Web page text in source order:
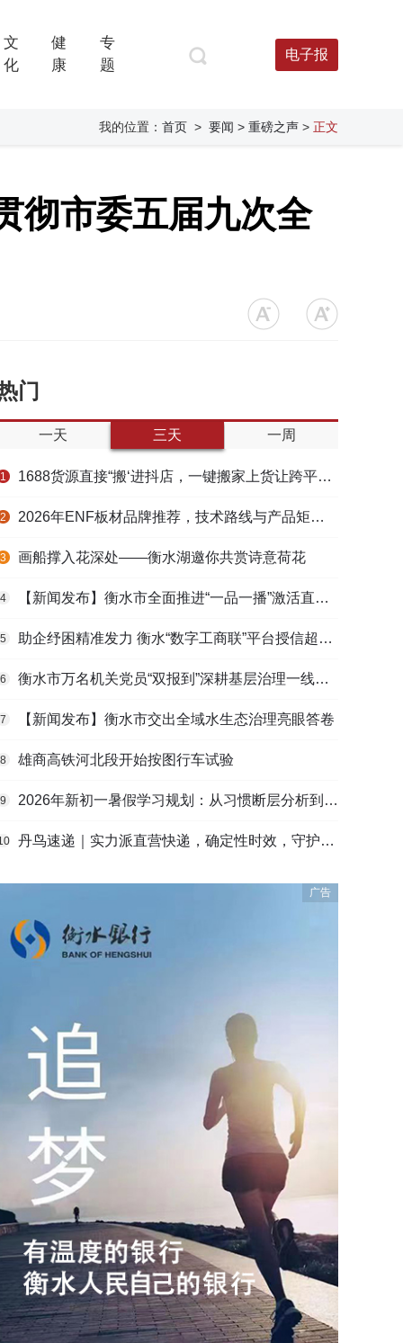
文
化
健
康
专
题
电子报
我的位置： 首页 > 要闻 > 重磅之声 > 正文
彻市委五届九次全
门
一天 三天 一周
1 1688货源直接“搬‘进抖店，一键搬家上货让跨平台选品不再割裂
2 2026年ENF板材品牌推荐，技术路线与产品矩阵梳理
3 画船撑入花深处——衡水湖邀你共赏诗意荷花
4 【新闻发布】衡水市全面推进“一品一播”激活直播电商发展新动能
5 助企纾困精准发力 衡水“数字工商联”平台授信超165亿元
6 衡水市万名机关党员“双报到”深耕基层治理一线观察
7 【新闻发布】衡水市交出全域水生态治理亮眼答卷
8 雄商高铁河北段开始按图行车试验
9 2026年新初一暑假学习规划：从习惯断层分析到衔接课程选择的完整路径
丹鸟速递｜实力派直营快递，确定性时效，守护高端货品寄递
广告